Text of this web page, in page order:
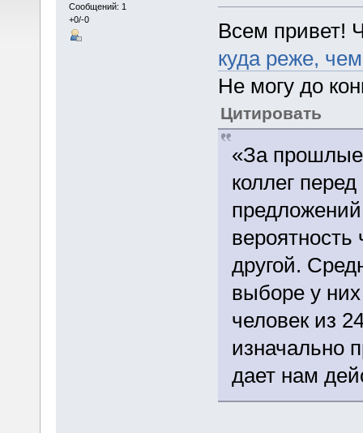
Сообщений: 1
+0/-0
Всем привет!
куда реже,
Не могу до
Цитировать
«За прошлые
коллег
вероятность
другой.
выборе у
человек из
изначально
дает нам